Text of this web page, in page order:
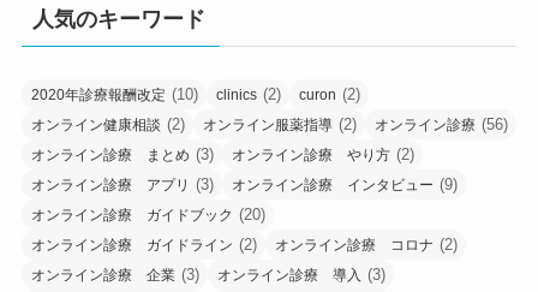
人気のキーワード
2020年診療報酬改定 (10) clinics (2) curon (2)
オンライン健康相談 (2) オンライン服薬指導 (2) オンライン診療 (56)
オンライン診療 まとめ (3) オンライン診療 やり方 (2)
オンライン診療 アプリ (3) オンライン診療 インタビュー (9)
オンライン診療 ガイドブック (20)
オンライン診療 ガイドライン (2) オンライン診療 コロナ (2)
オンライン診療 企業 (3) オンライン診療 導入 (3)